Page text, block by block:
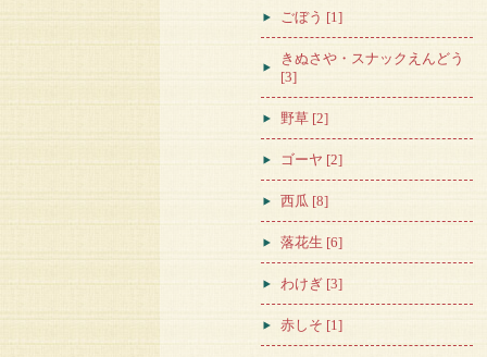
ごぼう [1]
きぬさや・スナックえんどう
[3]
野草 [2]
ゴーヤ [2]
西瓜 [8]
落花生 [6]
わけぎ [3]
赤しそ [1]